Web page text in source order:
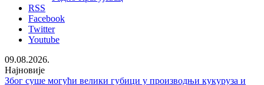
RSS
Facebook
Twitter
Youtube
09.08.2026.
Најновије
Због суше могући велики губици у производњи кукуруза и